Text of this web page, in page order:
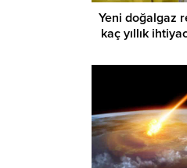
Yeni doğalgaz
kaç yıllık